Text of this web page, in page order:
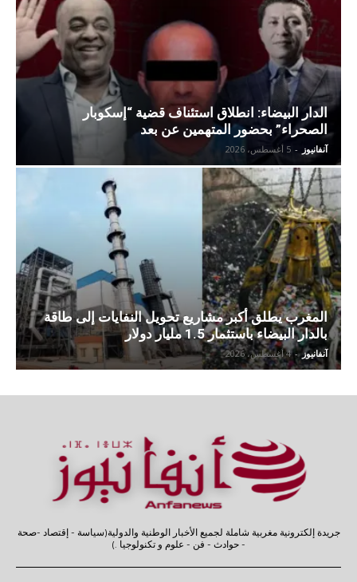
الدار البيضاء: انطلاق استئناف قضية “إسكوبار
الصحراء” بحضور المتهمين عن بعد
آنفانيوز - 5 أغسطس، 2026
المغرب يطلق أكبر مشاريع تحويل النفايات إلى طاقة
بالدار البيضاء باستثمار 1.5 مليار دولار
آنفانيوز - 4 أغسطس، 2026
جريدة إلكترونية مغربية شاملة لجميع الأخبار الوطنية والدولية(سياسة - إقتصاد -صحة
- حوادث - فن - علوم و تكنولوجيا .)